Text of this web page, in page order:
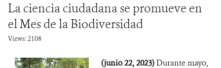
La ciencia ciudadana se promueve en
el Mes de la Biodiversidad
Views: 2108
(junio 22, 2023)Durante mayo,